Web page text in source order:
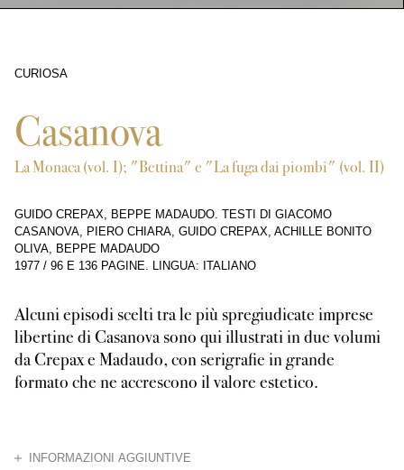
CURIOSA
Casanova
La Monaca (vol. I); "Bettina" e "La fuga dai piombi" (vol. II)
GUIDO CREPAX, BEPPE MADAUDO. TESTI DI GIACOMO
CASANOVA, PIERO CHIARA, GUIDO CREPAX, ACHILLE BONITO
OLIVA, BEPPE MADAUDO
1977 / 96 E 136 PAGINE. LINGUA: ITALIANO
Alcuni episodi scelti tra le più spregiudicate imprese
libertine di Casanova sono qui illustrati in due volumi
da Crepax e Madaudo, con serigrafie in grande
formato che ne accrescono il valore estetico.
INFORMAZIONI AGGIUNTIVE